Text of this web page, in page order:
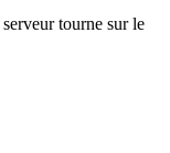
tourne sur le